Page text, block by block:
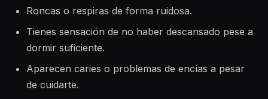
Roncas o respiras de forma ruidosa.
Tienes sensación de no haber descansado pese a
dormir suficiente.
Aparecen caries o problemas de encías a pesar
de cuidarte.